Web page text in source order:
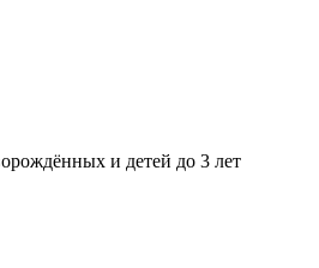
и детей до 3 лет